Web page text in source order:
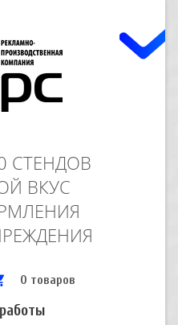
СТЕНДОВ
ВКУС
0 товаров